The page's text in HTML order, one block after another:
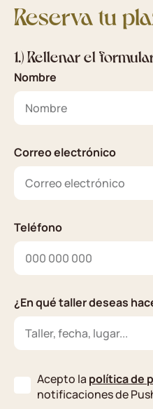
Reserva tu
1.) Rellenar el
Nombre
Correo electrónico
Teléfono
¿En qué taller deseas
Acepto la política de
notificaciones de